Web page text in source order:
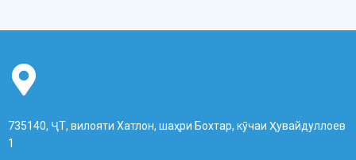
735140, ҶТ, вилояти Хатлон, шаҳри Бохтар, кӯчаи Ҳувайдуллоев
1